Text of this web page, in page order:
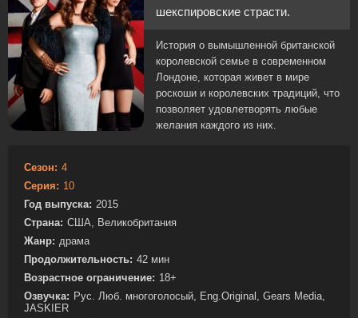
шекспировские страсти.
История о вымышленной британской
королевской семье в современном
Лондоне, которая живет в мире
роскоши и королевских традиций, что
позволяет удовлетворять любые
желания каждого из них.
Сезон: 4
Серия: 10
Год выпуска: 2015
Страна: США, Великобритания
Жанр: драма
Продолжительность: 42 мин
Возрастное ограничение: 18+
Озвучка: Рус. Люб. многоголосый, Eng.Original, Gears Media,
JASKIER